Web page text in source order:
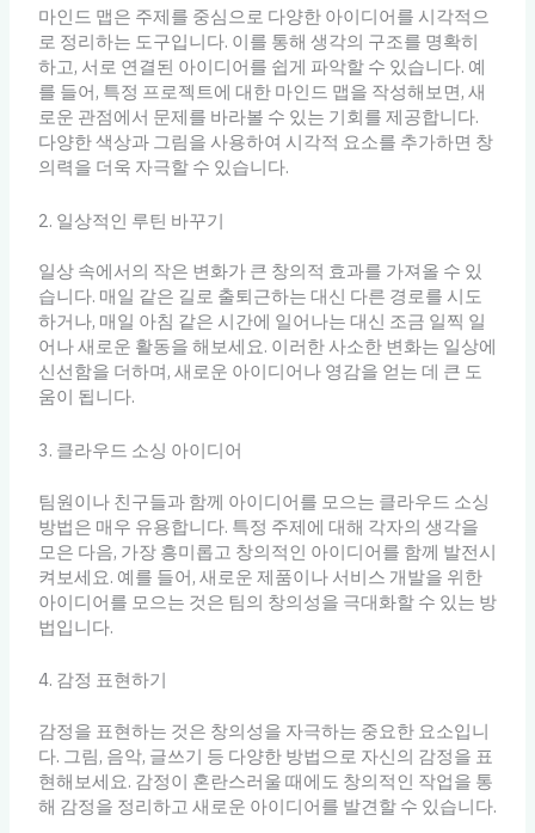
마인드 맵은 주제를 중심으로 다양한 아이디어를 시각적으
로 정리하는 도구입니다. 이를 통해 생각의 구조를 명확히
하고, 서로 연결된 아이디어를 쉽게 파악할 수 있습니다. 예
를 들어, 특정 프로젝트에 대한 마인드 맵을 작성해보면, 새
로운 관점에서 문제를 바라볼 수 있는 기회를 제공합니다.
다양한 색상과 그림을 사용하여 시각적 요소를 추가하면 창
의력을 더욱 자극할 수 있습니다.
2. 일상적인 루틴 바꾸기
일상 속에서의 작은 변화가 큰 창의적 효과를 가져올 수 있
습니다. 매일 같은 길로 출퇴근하는 대신 다른 경로를 시도
하거나, 매일 아침 같은 시간에 일어나는 대신 조금 일찍 일
어나 새로운 활동을 해보세요. 이러한 사소한 변화는 일상에
신선함을 더하며, 새로운 아이디어나 영감을 얻는 데 큰 도
움이 됩니다.
3. 클라우드 소싱 아이디어
팀원이나 친구들과 함께 아이디어를 모으는 클라우드 소싱
방법은 매우 유용합니다. 특정 주제에 대해 각자의 생각을
모은 다음, 가장 흥미롭고 창의적인 아이디어를 함께 발전시
켜보세요. 예를 들어, 새로운 제품이나 서비스 개발을 위한
아이디어를 모으는 것은 팀의 창의성을 극대화할 수 있는 방
법입니다.
4. 감정 표현하기
감정을 표현하는 것은 창의성을 자극하는 중요한 요소입니
다. 그림, 음악, 글쓰기 등 다양한 방법으로 자신의 감정을 표
현해보세요. 감정이 혼란스러울 때에도 창의적인 작업을 통
해 감정을 정리하고 새로운 아이디어를 발견할 수 있습니다.